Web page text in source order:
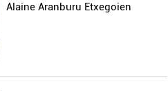
Alaine Aranburu Etxegoien